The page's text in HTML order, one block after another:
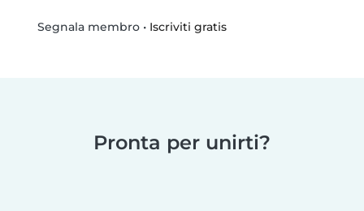
Segnala membro• Iscriviti gratis
Pronta per unirti?